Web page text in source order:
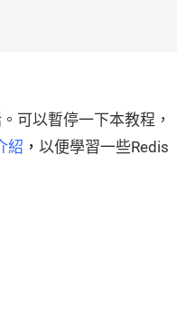
可以暫停一下本教程，
紹 ， 以便學習一些Redis